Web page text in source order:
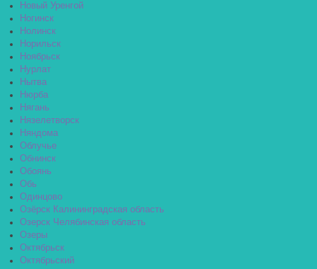
Новый Уренгой
Ногинск
Нолинск
Норильск
Ноябрьск
Нурлат
Нытва
Нюрба
Нягань
Нязелетворск
Няндома
Облучье
Обнинск
Обоянь
Обь
Одинцово
Озёрск Калининградская область
Озерск Челябинская область
Озеры
Октябрьск
Октябрьский